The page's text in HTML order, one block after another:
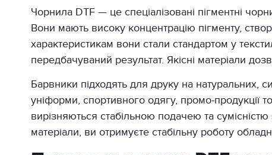
Чорнила DTF — це спеціалізовані пігментні
Вони мають високу концентрацію пігменту,
характеристикам вони стали стандартом у
передбачуваний результат. Якісні матеріали
Барвники підходять для друку на натуральних,
уніформи, спортивного одягу, промо-продукції
вирізняються стабільною подачею та
матеріали, ви отримуєте стабільну роботу